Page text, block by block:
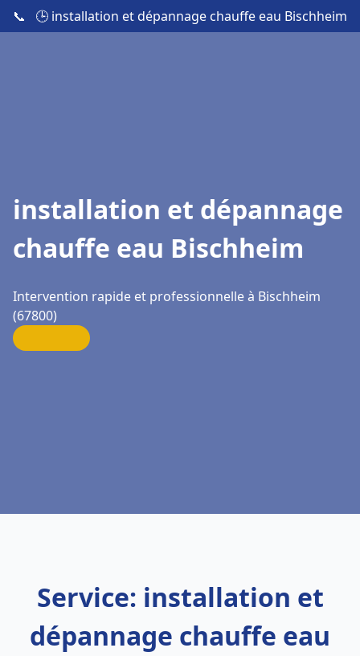
📞 🕒 installation et dépannage chauffe eau Bischheim
installation et dépannage
chauffe eau Bischheim
Intervention rapide et professionnelle à Bischheim
(67800)
Service: installation et
dépannage chauffe eau